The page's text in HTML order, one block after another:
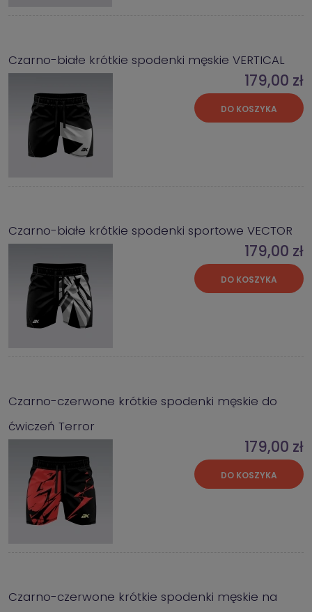
Czarno-białe krótkie spodenki męskie VERTICAL
179,00 zł
DO KOSZYKA
Czarno-białe krótkie spodenki sportowe VECTOR
179,00 zł
DO KOSZYKA
Czarno-czerwone krótkie spodenki męskie do
ćwiczeń Terror
179,00 zł
DO KOSZYKA
Czarno-czerwone krótkie spodenki męskie na